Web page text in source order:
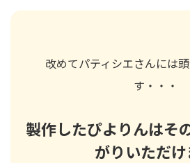
改めてパティシエさんには
す・・・
製作したぴよりんはそ
がりいただ